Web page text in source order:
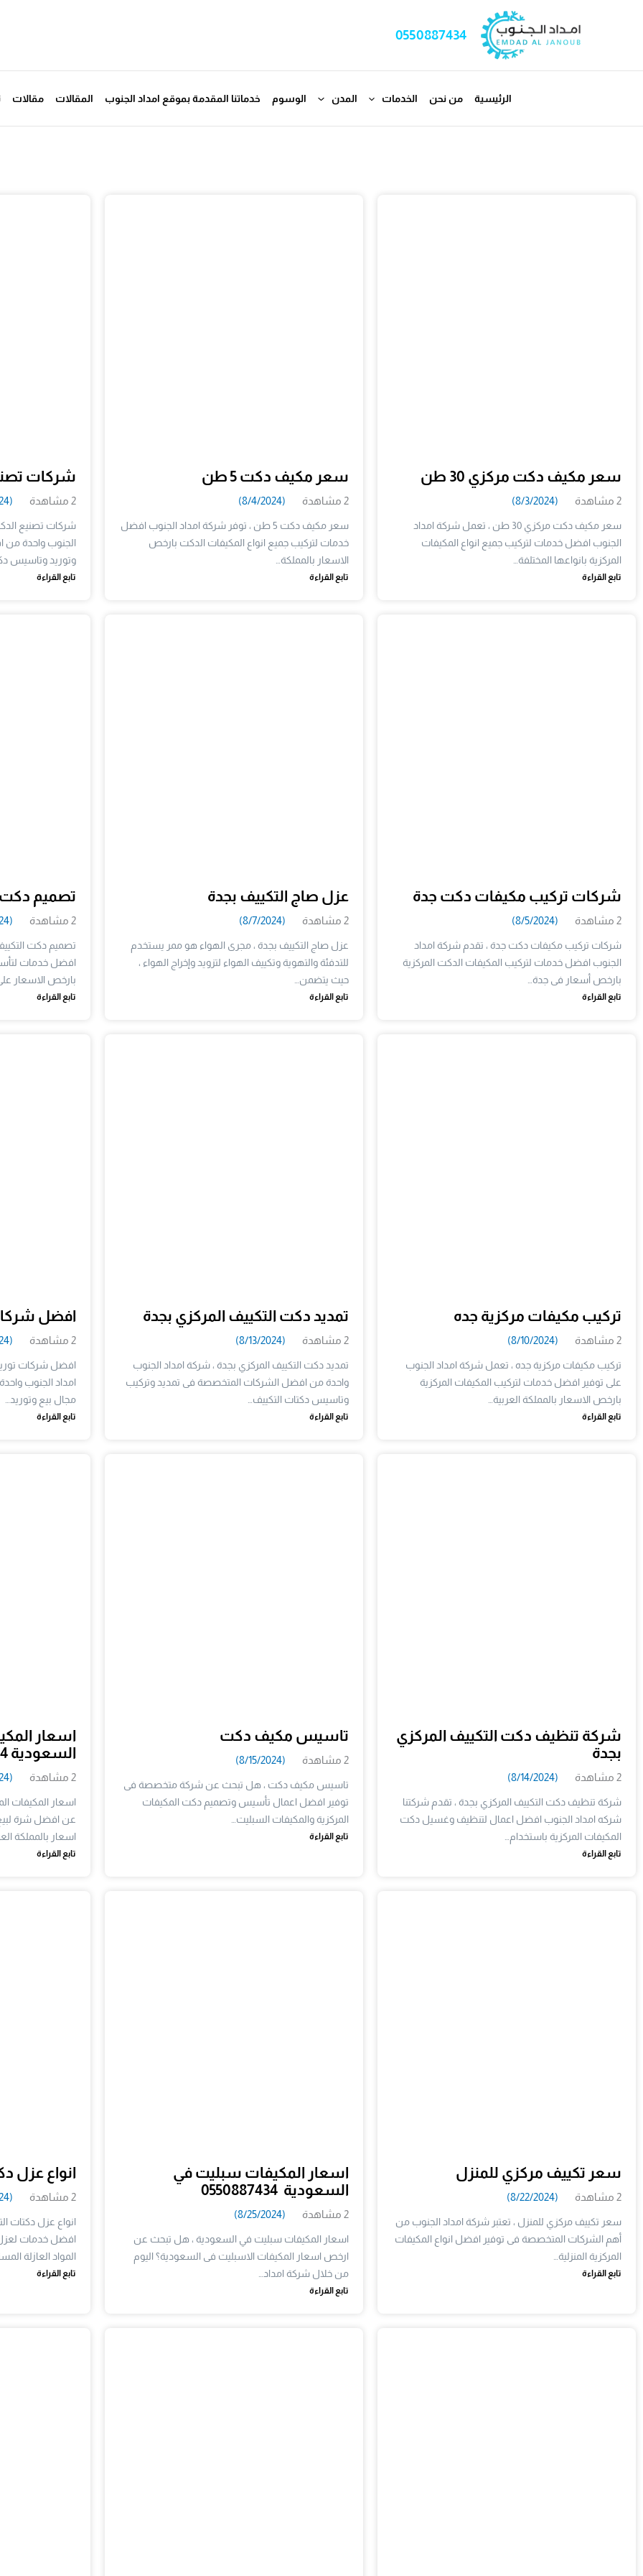
0550887434
الرئيسية من نحن الخدمات المدن الوسوم خدماتنا المقدمة بموقع امداد الجنوب المقالات مقالات
سعر مكيف دكت مركزي 30 طن
2 مشاهدة (8/3/2024)
سعر مكيف دكت مركزي 30 طن ، تعمل شركة امداد
الجنوب افضل خدمات لتركيب جميع انواع المكيفات
المركزية بانواعها المختلفة…
تابع القراءة
سعر مكيف دكت 5 طن
2 مشاهدة (8/4/2024)
سعر مكيف دكت 5 طن ، توفر شركة امداد الجنوب افضل
خدمات لتركيب جميع انواع المكيفات الدكت بارخص
الاسعار بالمملكة…
تابع القراءة
شركات
2 مشاهدة (8/5/2024)
شركات تصنيع
الجنوب واحدة
وتوريد وتاسيس
تابع القراءة
شركات تركيب مكيفات دكت جدة
2 مشاهدة (8/5/2024)
شركات تركيب مكيفات دكت جدة ، تقدم شركة امداد
الجنوب افضل خدمات لتركيب المكيفات الدكت المركزية
بارخص أسعار فى جدة…
تابع القراءة
عزل صاج التكييف بجدة
2 مشاهدة (8/7/2024)
عزل صاج التكييف بجدة ، مجرى الهواء هو ممر يستخدم
للتدفئة والتهوية وتكييف الهواء لتزويد وإخراج الهواء ،
حيث يتضمن…
تابع القراءة
تصميم دكت
2 مشاهدة (8/8/2024)
تصميم دكت
افضل خدمات
بارخص الاسعار
تابع القراءة
تركيب مكيفات مركزية جده
2 مشاهدة (8/10/2024)
تركيب مكيفات مركزية جده ، تعمل شركة امداد الجنوب
على توفير افضل خدمات لتركيب المكيفات المركزية
بارخص الاسعار بالمملكة العربية…
تابع القراءة
تمديد دكت التكييف المركزي بجدة
2 مشاهدة (8/13/2024)
تمديد دكت التكييف المركزي بجدة ، شركة امداد الجنوب
واحدة من افضل الشركات المتخصصة فى تمديد وتركيب
وتاسيس دكتات التكييف…
تابع القراءة
افضل
2 مشاهدة (8/13/2024)
افضل شركات
امداد الجنوب
مجال بيع وتوريد…
تابع القراءة
شركة تنظيف دكت التكييف المركزي
بجدة
2 مشاهدة (8/14/2024)
شركة تنظيف دكت التكييف المركزي بجدة ، تقدم شركتنا
شركه امداد الجنوب افضل اعمال لتنظيف وغسيل دكت
المكيفات المركزية باستخدام…
تابع القراءة
تاسيس مكيف دكت
2 مشاهدة (8/15/2024)
تاسيس مكيف دكت ، هل تبحث عن شركة متخصصة فى
توفير افضل اعمال تأسيس وتصميم دكت المكيفات
المركزية والمكيفات السبليت…
تابع القراءة
اسعار
السعودية 0550887434
2 مشاهدة (8/22/2024)
اسعار المكيفات
عن افضل شرة لبيع
اسعار بالمملكة
تابع القراءة
سعر تكييف مركزي للمنزل
2 مشاهدة (8/22/2024)
سعر تكييف مركزي للمنزل ، تعتبر شركة امداد الجنوب من
أهم الشركات المتخصصة فى توفير افضل انواع المكيفات
المركزية المنزلية…
تابع القراءة
اسعار المكيفات سبليت في
السعودية 0550887434
2 مشاهدة (8/25/2024)
اسعار المكيفات سبليت في السعودية ، هل تبحث عن
ارخص اسعار المكيفات الاسبليت فى السعودية؟ اليوم
من خلال شركة امداد…
تابع القراءة
انواع عزل
2 مشاهدة (8/26/2024)
انواع عزل دكتات
افضل خدمات
المواد العازلة
تابع القراءة